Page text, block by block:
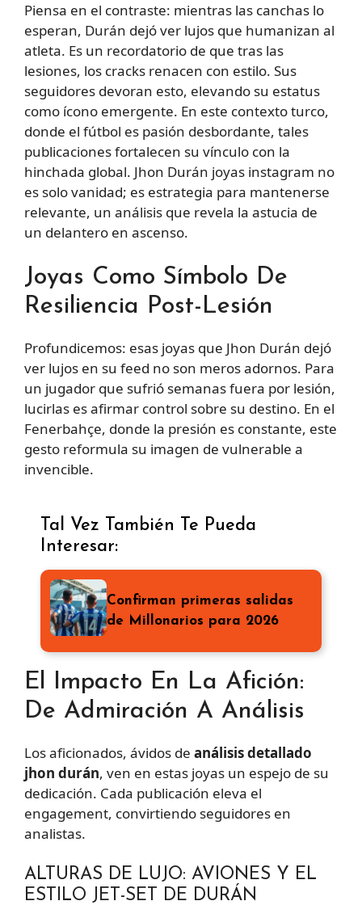
Piensa en el contraste: mientras las canchas lo
esperan, Durán dejó ver lujos que humanizan al
atleta. Es un recordatorio de que tras las
lesiones, los cracks renacen con estilo. Sus
seguidores devoran esto, elevando su estatus
como ícono emergente. En este contexto turco,
donde el fútbol es pasión desbordante, tales
publicaciones fortalecen su vínculo con la
hinchada global. Jhon Durán joyas instagram no
es solo vanidad; es estrategia para mantenerse
relevante, un análisis que revela la astucia de
un delantero en ascenso.
Joyas Como Símbolo De
Resiliencia Post-Lesión
Profundicemos: esas joyas que Jhon Durán dejó
ver lujos en su feed no son meros adornos. Para
un jugador que sufrió semanas fuera por lesión,
lucirlas es afirmar control sobre su destino. En el
Fenerbahçe, donde la presión es constante, este
gesto reformula su imagen de vulnerable a
invencible.
Tal Vez También Te Pueda
Interesar:
Confirman primeras salidas
de Millonarios para 2026
El Impacto En La Afición:
De Admiración A Análisis
Los aficionados, ávidos de análisis detallado
jhon durán, ven en estas joyas un espejo de su
dedicación. Cada publicación eleva el
engagement, convirtiendo seguidores en
analistas.
ALTURAS DE LUJO: AVIONES Y EL
ESTILO JET-SET DE DURÁN